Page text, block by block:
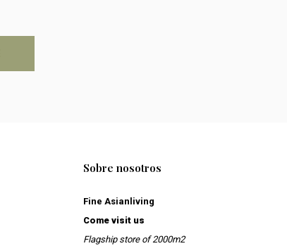
Sobre nosotros
Fine Asianliving
Come visit us
Flagship store of 2000m2